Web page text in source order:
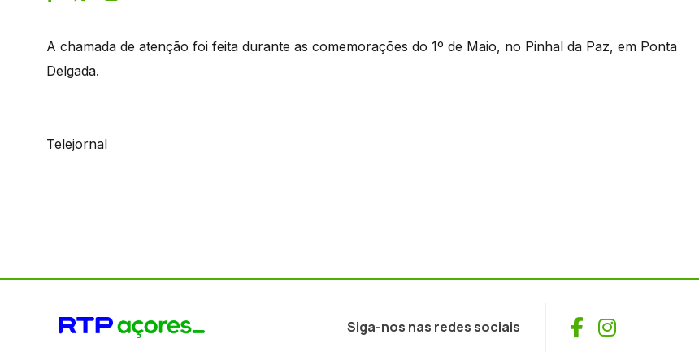
A chamada de atenção foi feita durante as comemorações do 1º de Maio, no Pinhal da Paz, em Ponta
Delgada.
Telejornal
Siga-nos nas redes sociais Facebook
Instagram